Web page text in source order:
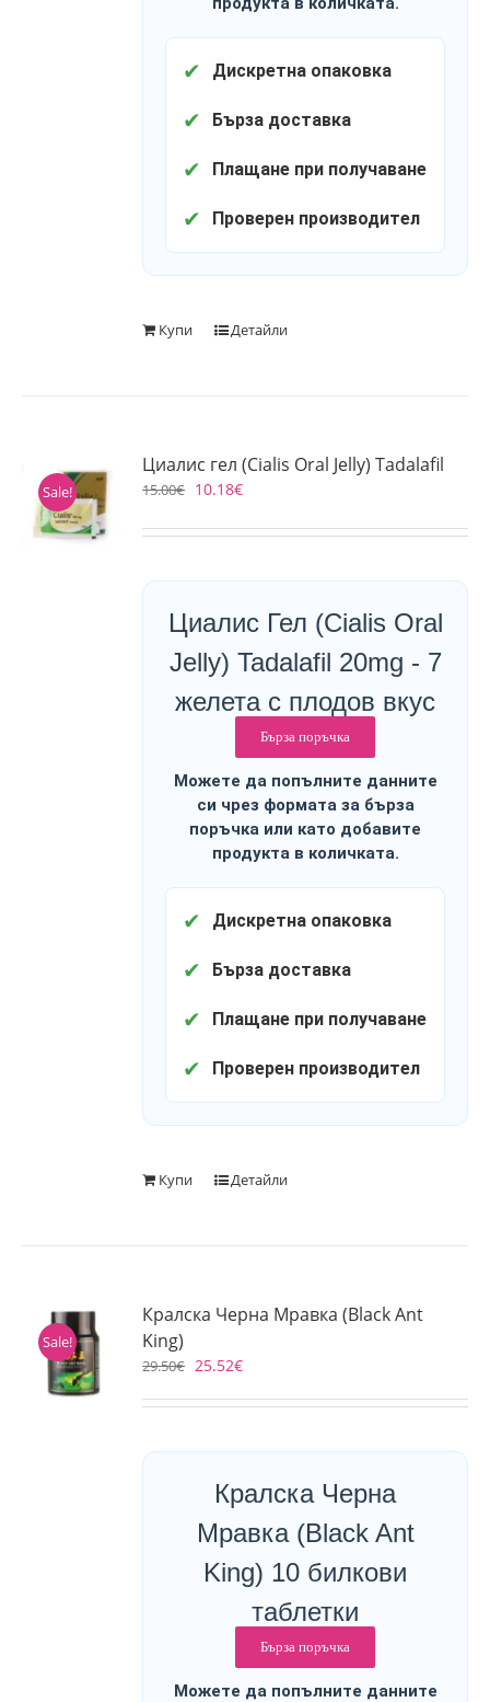
✔ Дискретна опаковка
✔ Бърза доставка
✔ Плащане при получаване
✔ Проверен производител
Купи Детайли
Sale!
Циалис гел (Cialis Oral Jelly) Tadalafil
15.00€ 10.18€
Циалис Гел (Cialis Oral
Jelly) Tadalafil 20mg - 7
желета с плодов вкус
Бърза поръчка
Можете да попълните данните
си чрез формата за бърза
поръчка или като добавите
продукта в количката.
✔ Дискретна опаковка
✔ Бърза доставка
✔ Плащане при получаване
✔ Проверен производител
Купи Детайли
Sale!
Кралска Черна Мравка (Black Ant
King)
29.50€ 25.52€
Кралска Черна
Мравка (Black Ant
King) 10 билкови
таблетки
Бърза поръчка
Можете да попълните данните